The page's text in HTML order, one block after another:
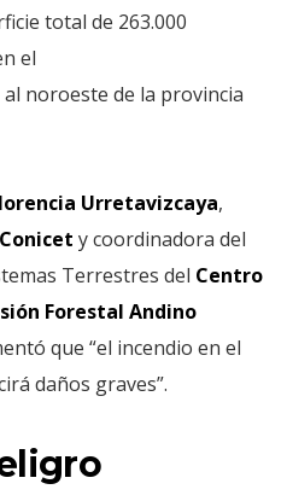
total de 263.000
el
al noroeste de la provincia
Urretavizcaya,
Conicet y coordinadora del
Terrestres del Centro
Forestal Andino
que “el incendio en el
daños graves”.